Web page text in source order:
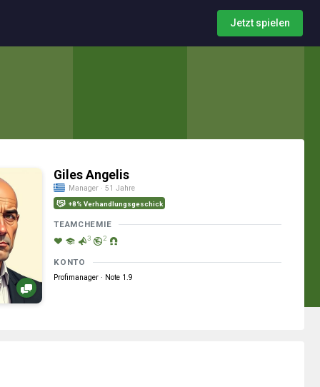
Jetzt spielen
Giles Angelis
Manager · 51 Jahre
+8% Verhandlungsgeschick
TEAMCHEMIE
3 2
KONTO
Profimanager · Note 1.9